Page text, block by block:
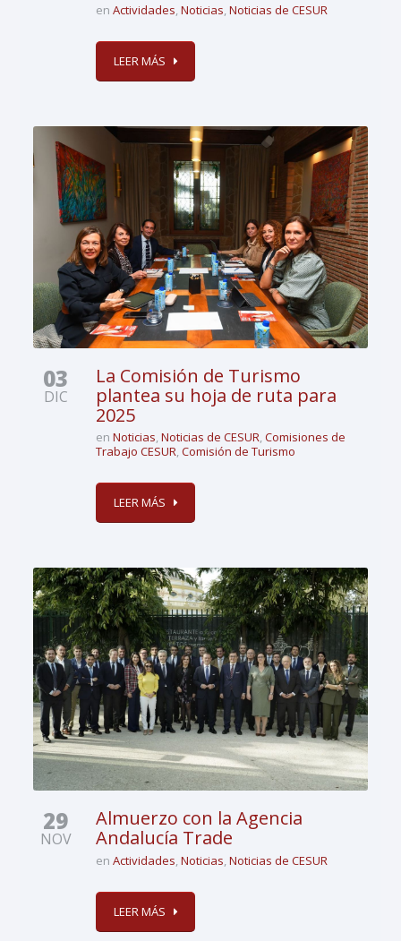
enActividades,Noticias,Noticias de CESUR
LEER MÁS
03
DIC
La Comisión de Turismo
plantea su hoja de ruta para
2025
enNoticias,Noticias de CESUR,Comisiones de
Trabajo CESUR,Comisión de Turismo
LEER MÁS
29
NOV
Almuerzo con la Agencia
Andalucía Trade
enActividades,Noticias,Noticias de CESUR
LEER MÁS